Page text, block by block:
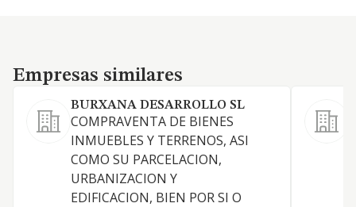
Empresas similares
Empresas similares
BURXANA DESARROLLO SL
COMPRAVENTA DE BIENES
INMUEBLES Y TERRENOS, ASI
COMO SU PARCELACION,
URBANIZACION Y
EDIFICACION, BIEN POR SI O